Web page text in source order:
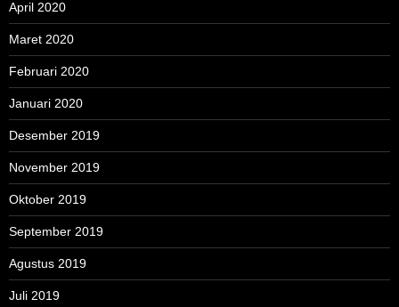
April 2020
Maret 2020
Februari 2020
Januari 2020
Desember 2019
November 2019
Oktober 2019
September 2019
Agustus 2019
Juli 2019